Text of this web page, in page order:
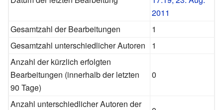
2011
Gesamtzahl der Bearbeitungen
1
Gesamtzahl unterschiedlicher Autoren
1
Anzahl der kürzlich erfolgten
Bearbeitungen (innerhalb der letzten
90 Tage)
0
Anzahl unterschiedlicher Autoren der